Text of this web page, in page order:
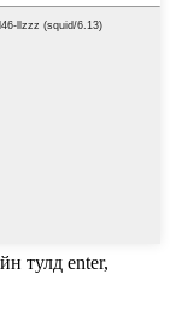
тулд enter,